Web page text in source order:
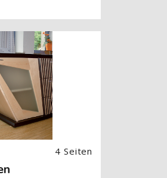
Image) überspringen
4 Seiten